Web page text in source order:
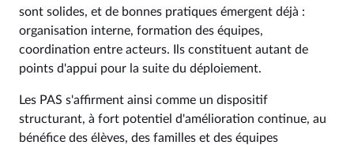
sont solides, et de bonnes pratiques émergent déjà :
organisation interne, formation des équipes,
coordination entre acteurs. Ils constituent autant de
points d'appui pour la suite du déploiement.
Les PAS s'affirment ainsi comme un dispositif
structurant, à fort potentiel d'amélioration continue, au
bénéfice des élèves, des familles et des équipes